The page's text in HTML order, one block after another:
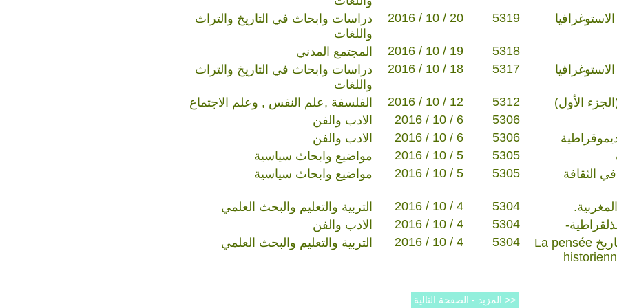
دراسات وابحاث في التاريخ والتراث
واللغات
2016 / 10 / 20 5319
المجتمع المدني 2016 / 10 / 19
5318
دراسات وابحاث في التاريخ والتراث
واللغات
2016 / 10 / 18 5317
الفلسفة ,علم النفس , وعلم الاجتماع 2016 / 10 / 12 5312
الأول)
الادب والفن
2016 / 10 / 6
5306
الادب والفن
2016 / 10 / 6 5306
مواضيع وابحاث سياسية
2016 / 10 / 5 5305
مواضيع وابحاث سياسية
2016 / 10 / 5 5305 الثقافة
التربية والتعليم والبحث العلمي 2016 / 10 / 4 5304
الادب والفن
2016 / 10 / 4 5304
التربية والتعليم والبحث العلمي
2016 / 10 / 4 5304
التفكير التاريخي وتعلم التاريخ La pensée